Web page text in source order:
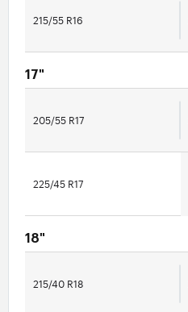
215/55 R16
17"
205/55 R17
225/45 R17
18"
215/40 R18